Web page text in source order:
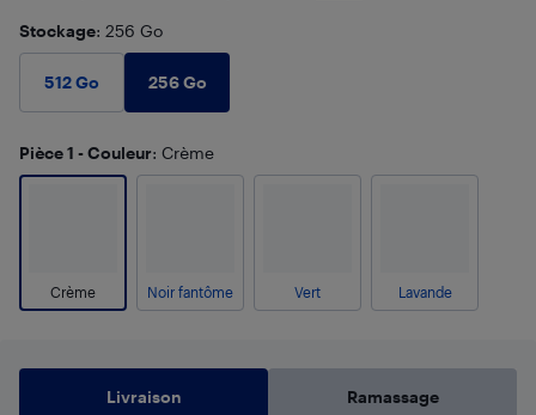
Stockage: 256 Go
512 Go 256 Go
Pièce 1 - Couleur: Crème
Crème Noir fantôme Vert Lavande
Livraison Ramassage